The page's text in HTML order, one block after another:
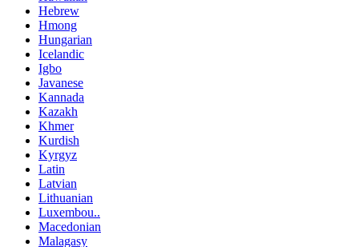
Hebrew
Hmong
Hungarian
Icelandic
Igbo
Javanese
Kannada
Kazakh
Khmer
Kurdish
Kyrgyz
Latin
Latvian
Lithuanian
Luxembou..
Macedonian
Malagasy